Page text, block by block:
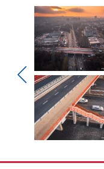
Pokaż
poprzednie
zdjęcia
Pokaż
zdjęcie
1
galerii.
zdjęcie